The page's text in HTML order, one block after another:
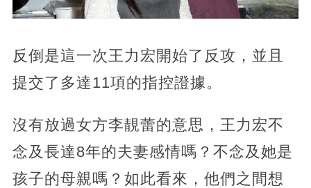
反倒是這一次王力宏開始了反攻，並且
提交了多達11項的指控證據。
沒有放過女方李靚蕾的意思，王力宏不
念及長達8年的夫妻感情嗎？不念及她是
孩子的母親嗎？如此看來，他們之間想